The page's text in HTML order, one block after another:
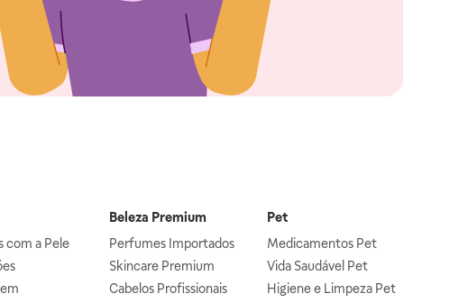
com a Pele
Beleza Premium
Perfumes Importados
Skincare Premium
Cabelos Profissionais
Pet
Medicamentos Pet
Vida Saudável Pet
Higiene e Limpeza Pet